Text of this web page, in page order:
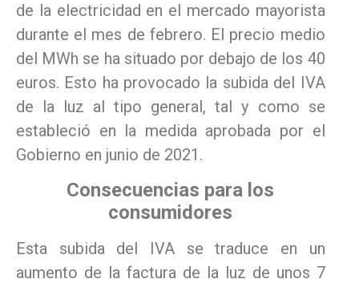
de la electricidad en el mercado mayorista
durante el mes de febrero. El precio medio
del MWh se ha situado por debajo de los 40
euros. Esto ha provocado la subida del IVA
de la luz al tipo general, tal y como se
estableció en la medida aprobada por el
Gobierno en junio de 2021.
Consecuencias para los
consumidores
Esta subida del IVA se traduce en un
aumento de la factura de la luz de unos 7